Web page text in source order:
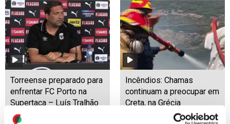
Torreense preparado para
enfrentar FC Porto na
Supertaça – Luís Tralhão
Incêndios: Chamas
continuam a preocupar em
Creta, na Grécia